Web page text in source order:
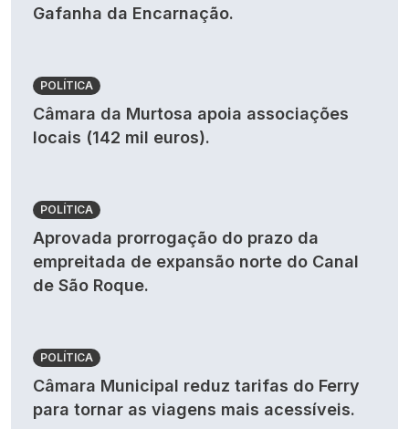
Gafanha da Encarnação.
POLÍTICA
Câmara da Murtosa apoia associações
locais (142 mil euros).
POLÍTICA
Aprovada prorrogação do prazo da
empreitada de expansão norte do Canal
de São Roque.
POLÍTICA
Câmara Municipal reduz tarifas do Ferry
para tornar as viagens mais acessíveis.